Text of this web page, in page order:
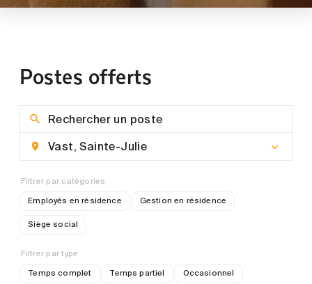
Postes offerts
Filtrer par catégories
Employés en résidence Gestion en résidence
Siège social
Filtrer par type
Temps complet Temps partiel Occasionnel